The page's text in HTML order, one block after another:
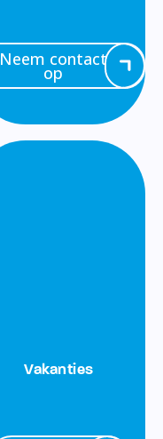
Neem contact
op
Vakanties